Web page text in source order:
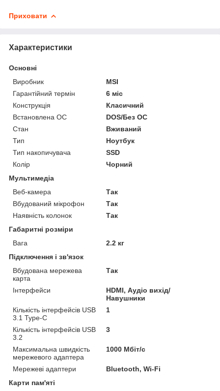
Приховати
Характеристики
Основні
Виробник
MSI
Гарантійний термін
6 міс
Конструкція
Класичний
Встановлена ОС
DOS/Без ОС
Стан
Вживаний
Тип
Ноутбук
Тип накопичувача
SSD
Колір
Чорний
Мультимедіа
Веб-камера
Так
Вбудований мікрофон
Так
Наявність колонок
Так
Габаритні розміри
Вага
2.2 кг
Підключення і зв'язок
Вбудована мережева
карта
Так
Інтерфейси
HDMI, Аудіо вихід/
Навушники
Кількість інтерфейсів USB
3.1 Type-C
1
Кількість інтерфейсів USB
3.2
3
Максимальна швидкість
мережевого адаптера
1000 Мбіт/с
Мережеві адаптери
Bluetooth, Wi-Fi
Карти пам'яті